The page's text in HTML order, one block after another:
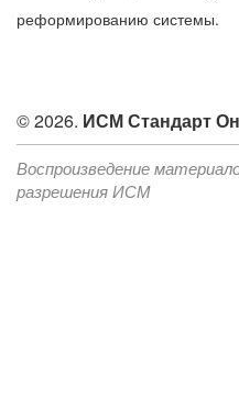
реформированию системы.
© 2026. ИСМ Стандарт
Воспроизведение
разрешения ИСМ